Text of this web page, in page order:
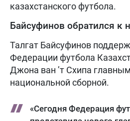
казахстанского футбола.
Байсуфинов обратился к
Талгат Байсуфинов
Федерации футбола
Джона ван ’т Схипа
национальной сборной.
«Сегодня Федерация